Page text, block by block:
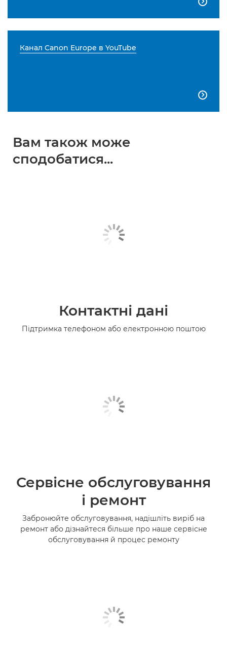

Канал Canon Europe в YouTube

Вам також може
сподобатися...
Контактні дані
Підтримка телефоном або електронною поштою
Сервісне обслуговування
і ремонт
Забронюйте обслуговування, надішліть виріб на
ремонт або дізнайтеся більше про наше сервісне
обслуговування й процес ремонту